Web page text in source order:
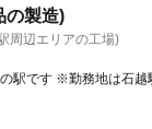
の製造)
周辺エリアの工場)
駅です ※勤務地は石